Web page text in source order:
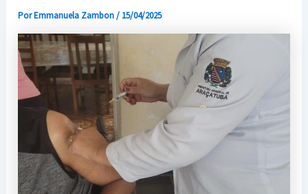
PorEmmanuela Zambon/ 15/04/2025